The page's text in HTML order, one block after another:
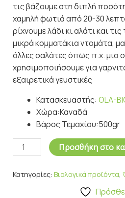
τις βάζουμε στη διπλή
χαμηλή φωτιά από 20-30
ρίχνουμε λάδι κι αλάτι και
μικρά κομματάκια ντομάτα,
άλλες σαλάτες όπως π.χ. μια
χρησιμοποιήσουμε για
εξαιρετικά γευστικές
Κατασκευαστής: OLA-
Χώρα:Καναδά
Βάρος Τεμαχίου:500gr
Προσθήκη στο
Κατηγορίες: Βιολογικά προϊόντα